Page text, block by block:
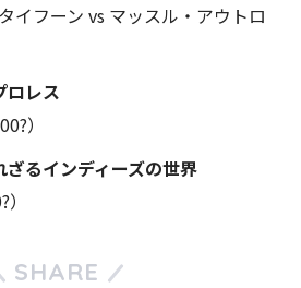
イフーン vs マッスル・アウトロ
ロレス
）
ざるインディーズの世界
SHARE